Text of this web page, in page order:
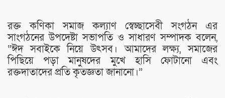
রক্ত কণিকা সমাজ কল্যাণ স্বেচ্ছাসেবী সংগঠন এর
সাংগঠনের উপদেষ্টা সভাপতি ও সাধারণ সম্পাদক বলেন,
“ঈদ সবাইকে নিয়ে উৎসব। আমাদের লক্ষ্য, সমাজের
পিছিয়ে পড়া মানুষদের মুখে হাসি ফোটানো এবং
রক্তদাতাদের প্রতি কৃতজ্ঞতা জানানো।”